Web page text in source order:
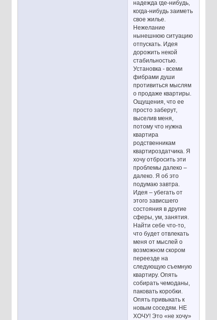
надежда где-нибудь,
когда-нибудь заиметь
свое жилье.
Нежелание
нынешнюю ситуацию
отпускать. Идея
дорожить некой
стабильностью.
Установка - всеми
фибрами души
противиться мыслям
о продаже квартиры.
Ощущения, что ее
просто заберут,
выселив меня,
потому что нужна
квартира
родственникам
квартироздатчика. Я
хочу отбросить эти
проблемы далеко –
далеко. Я об это
подумаю завтра.
Идея – убегать от
этого зависшего
состояния в другие
сферы, ум, занятия.
Найти себе что-то,
что будет отвлекать
меня от мыслей о
возможном скором
переезде на
следующую съемную
квартиру. Опять
собирать чемоданы,
паковать коробки.
Опять привыкать к
новым соседям. НЕ
ХОЧУ! Это «не хочу»